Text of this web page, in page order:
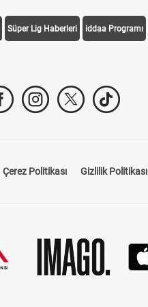
Süper Lig Haberleri iddaa Programı
Çerez Politikası Gizlilik Politikası